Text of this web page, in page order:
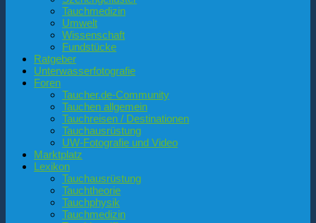
Tauchmedizin
Umwelt
Wissenschaft
Fundstücke
Ratgeber
Unterwasserfotografie
Foren
Taucher.de-Community
Tauchen allgemein
Tauchreisen / Destinationen
Tauchausrüstung
UW-Fotografie und Video
Marktplatz
Lexikon
Tauchausrüstung
Tauchtheorie
Tauchphysik
Tauchmedizin